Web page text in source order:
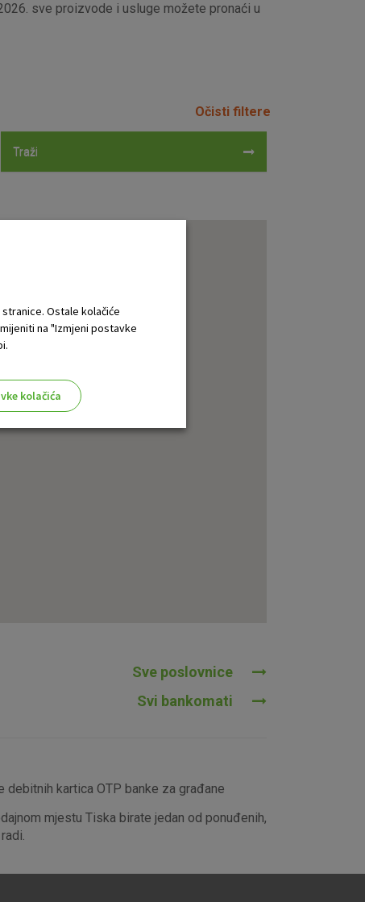
sve proizvode i usluge možete pronaći u
Očisti filtere
Traži
Sve poslovnice
Svi bankomati
debitnih kartica OTP banke za građane
mjestu Tiska birate jedan od ponuđenih,
Ostale kolačiće
na "Izmjeni postavke
kolačića